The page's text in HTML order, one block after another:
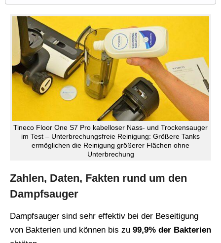
Tineco Floor One S7 Pro kabelloser Nass- und Trockensauger
im Test – Unterbrechungsfreie Reinigung: Größere Tanks
ermöglichen die Reinigung größerer Flächen ohne
Unterbrechung
Zahlen, Daten, Fakten rund um den
Dampfsauger
Dampfsauger sind sehr effektiv bei der Beseitigung
von Bakterien und können bis zu 99,9% der Bakterien